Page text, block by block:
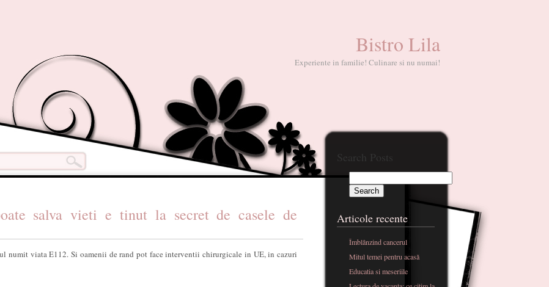
Bistro Lila
Experiente in familie! Culinare si nu numai!
salva vieti e tinut la secret de casele de
numit viata E112. Si oamenii de rand pot face interventii chirurgicale in UE, in cazuri
Search Posts
Articole recente
Îmblânzind cancerul
Mitul temei pentru acasă
Educatia si meseriile